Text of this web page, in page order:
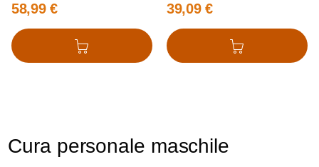
58,99 €
Aggiungi al carrello
39,09 €
Aggiungi al carrello
Cura personale maschile